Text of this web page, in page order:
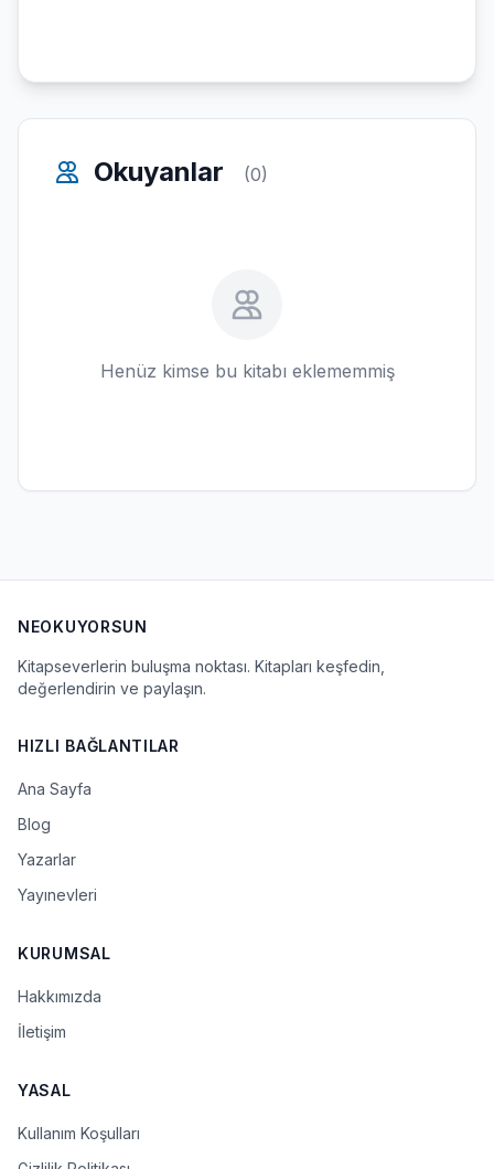
Okuyanlar (0)
Henüz kimse bu kitabı eklememmiş
NEOKUYORSUN
Kitapseverlerin buluşma noktası. Kitapları keşfedin,
değerlendirin ve paylaşın.
HIZLI BAĞLANTILAR
Ana Sayfa
Blog
Yazarlar
Yayınevleri
KURUMSAL
Hakkımızda
İletişim
YASAL
Kullanım Koşulları